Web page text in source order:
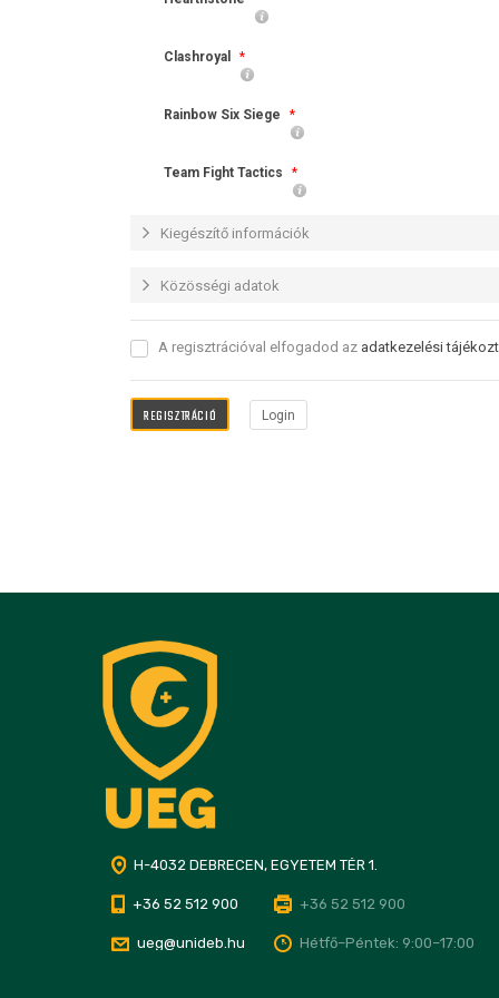
Clashroyal *
Rainbow Six Siege *
Team Fight Tactics *
Kiegészítő információk
Közösségi adatok
A regisztrációval elfogadod az adatkezelési
Login
H-4032 DEBRECEN, EGYETEM TÉR 1.
+36 52 512 900 +36 52 512 900
ueg@unideb.hu Hétfő–Péntek: 9:00–17:00